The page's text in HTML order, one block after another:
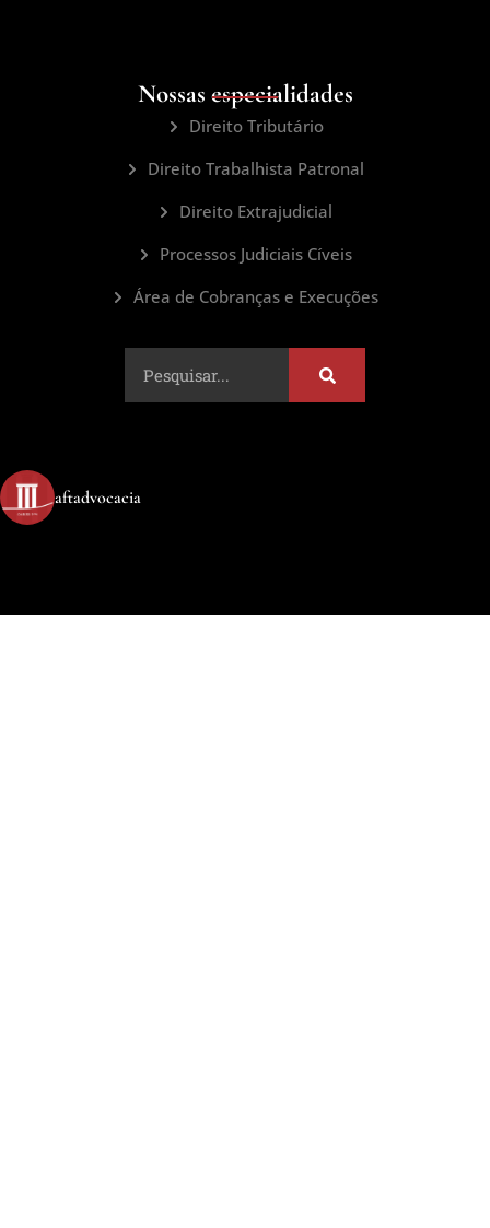
Nossas especialidades
Direito Tributário
Direito Trabalhista Patronal
Direito Extrajudicial
Processos Judiciais Cíveis
Área de Cobranças e Execuções
aftadvocacia